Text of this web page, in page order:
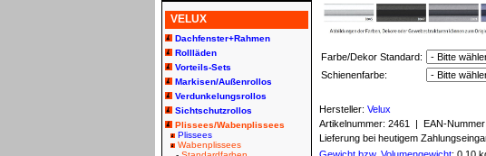
VELUX
Dachfenster+Rahmen
Rollläden
Vorteils-Sets
Markisen/Außenrollos
Verdunkelungsrollos
Sichtschutzrollos
Plissees/Wabenplissees
Plissees
Wabenplissees
Farbe/Dekor Standard:
Schienenfarbe:
Hersteller: Velux
Artikelnummer: 2461 | EAN-Nummer:
Lieferung bei heutigem